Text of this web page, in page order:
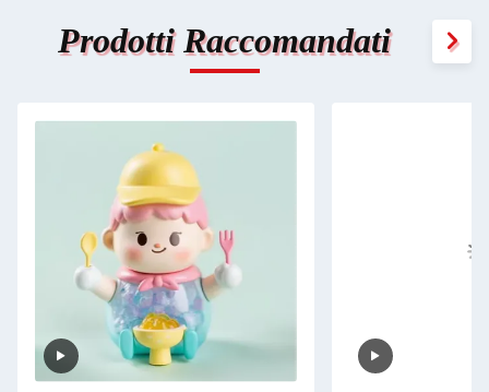
Prodotti Raccomandati